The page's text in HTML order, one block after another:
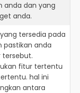
anda dan yang
anda.
tersedia pada
pastikan anda
fitur tertentu
hal ini
antara